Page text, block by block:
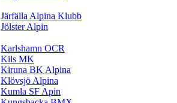
Järfälla Alpina Klubb
Jölster Alpin
Karlshamn OCR
Kils MK
Kiruna BK Alpina
Klövsjö Alpina
Kumla SF Apin